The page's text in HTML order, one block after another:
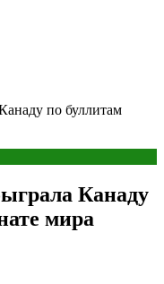
по буллитам
Канаду
мира